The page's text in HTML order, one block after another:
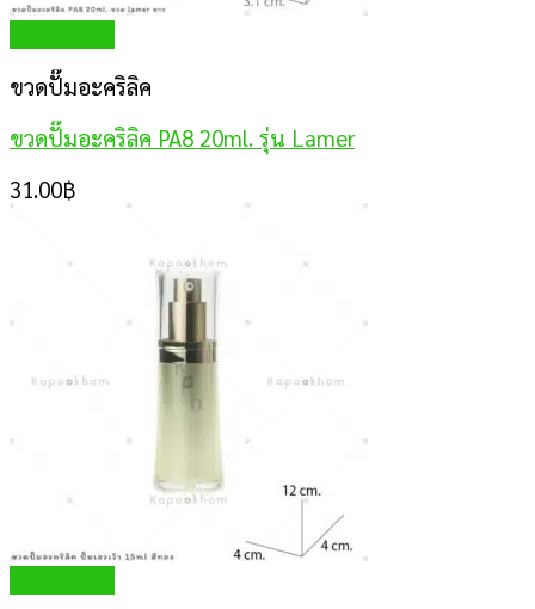
ขวดปั๊มอะคริลิค
ขวดปั๊มอะคริลิค PA8 20ml. รุ่น Lamer
31.00฿